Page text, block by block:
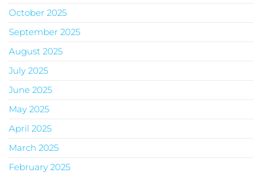
October 2025
September 2025
August 2025
July 2025
June 2025
May 2025
April 2025
March 2025
February 2025